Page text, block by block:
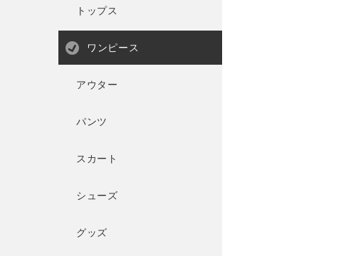
トップス
ワンピース
アウター
パンツ
スカート
シューズ
グッズ